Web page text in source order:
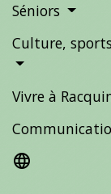
Séniors
Culture,
Vivre à
language